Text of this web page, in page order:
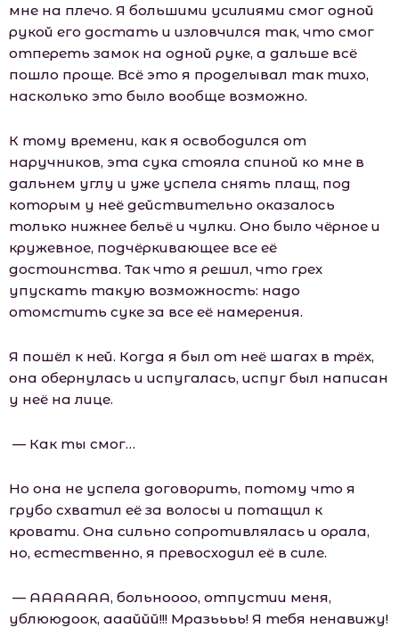
мне на плечо. Я большими усилиями смог одной
рукой его достать и изловчился так, что смог
отпереть замок на одной руке, а дальше всё
пошло проще. Всё это я проделывал так тихо,
насколько это было вообще возможно.
К тому времени, как я освободился от
наручников, эта сука стояла спиной ко мне в
дальнем углу и уже успела снять плащ, под
которым у неё действительно оказалось
только нижнее бельё и чулки. Оно было чёрное и
кружевное, подчёркивающее все её
достоинства. Так что я решил, что грех
упускать такую возможность: надо
отомстить суке за все её намерения.
Я пошёл к ней. Когда я был от неё шагах в трёх,
она обернулась и испугалась, испуг был написан
у неё на лице.
— Как ты смог…
Но она не успела договорить, потому что я
грубо схватил её за волосы и потащил к
кровати. Она сильно сопротивлялась и орала,
но, естественно, я превосходил её в силе.
— ААААААА, больноооо, отпустии меня,
ублююдоок, аааййй!!! Мразьььь! Я тебя ненавижу!